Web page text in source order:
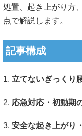
処置、起き上がり方
点で解説します。
記事構成
1. 立てないぎっくり
2. 応急対応・初動期
3. 安全な起き上がり